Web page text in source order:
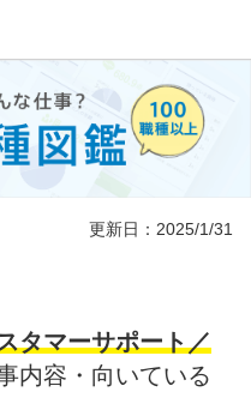
更新日：2025/1/31
タマーサポート／
内容・向いている